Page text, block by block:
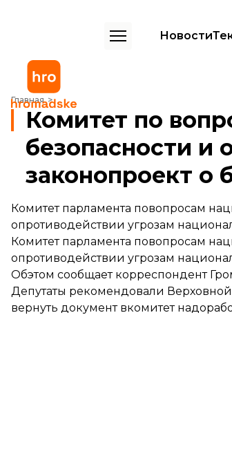
Новости
Главная
Комитет по вопросам национальной
Комитет по
безопасности и
законопроект о
Комитет парламента повопросам
опротиводействии угрозам
Комитет парламента повопросам
опротиводействии угрозам
Обэтом сообщает корреспондент
Депутаты рекомендовали
вернуть документ вкомитет